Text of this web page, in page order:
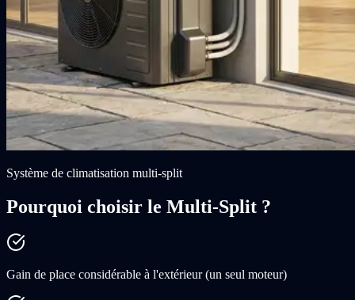
Système de climatisation multi-split
Pourquoi choisir le Multi-Split ?
Gain de place considérable à l'extérieur (un seul moteur)